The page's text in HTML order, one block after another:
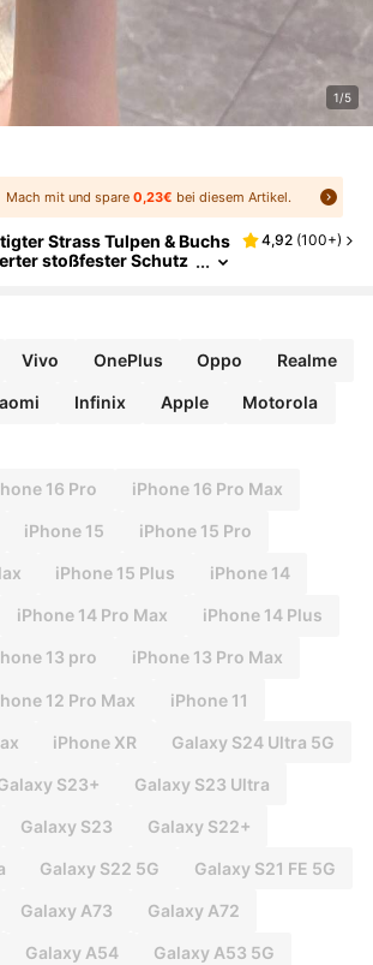
1/5
Mach mit und spare 0,23€ bei diesem Artikel.
Strass Tulpen & Buchs
stoßfester Schutz
mit OPPO, hellbl
4,92 (100+)
Vivo OnePlus Oppo Realme
Infinix Apple Motorola
16 Pro iPhone 16 Pro Max
iPhone 15 iPhone 15 Pro
iPhone 15 Plus iPhone 14
iPhone 14 Pro Max iPhone 14 Plus
13 pro iPhone 13 Pro Max
12 Pro Max iPhone 11
iPhone XR Galaxy S24 Ultra 5G
S23+ Galaxy S23 Ultra
Galaxy S23 Galaxy S22+
Galaxy S22 5G Galaxy S21 FE 5G
Galaxy A73 Galaxy A72
Galaxy A54 Galaxy A53 5G